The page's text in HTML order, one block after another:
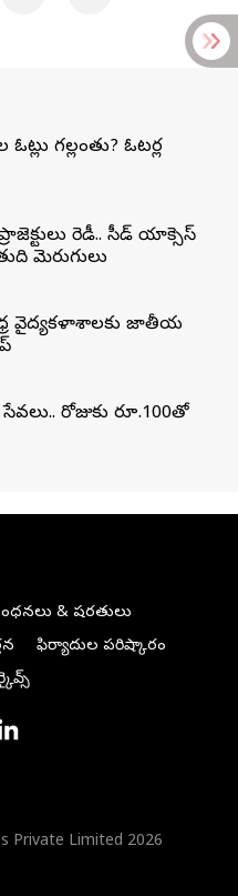
గల్లంతు? ఓటర్ల
రెడీ.. సీడ్‌ యాక్సెస్‌
మెరుగులు
వైద్యకళాశాలకు జాతీయ
రోజుకు రూ.100తో
& షరతులు
ఫిర్యాదుల పరిష్కారం
Private Limited 2026